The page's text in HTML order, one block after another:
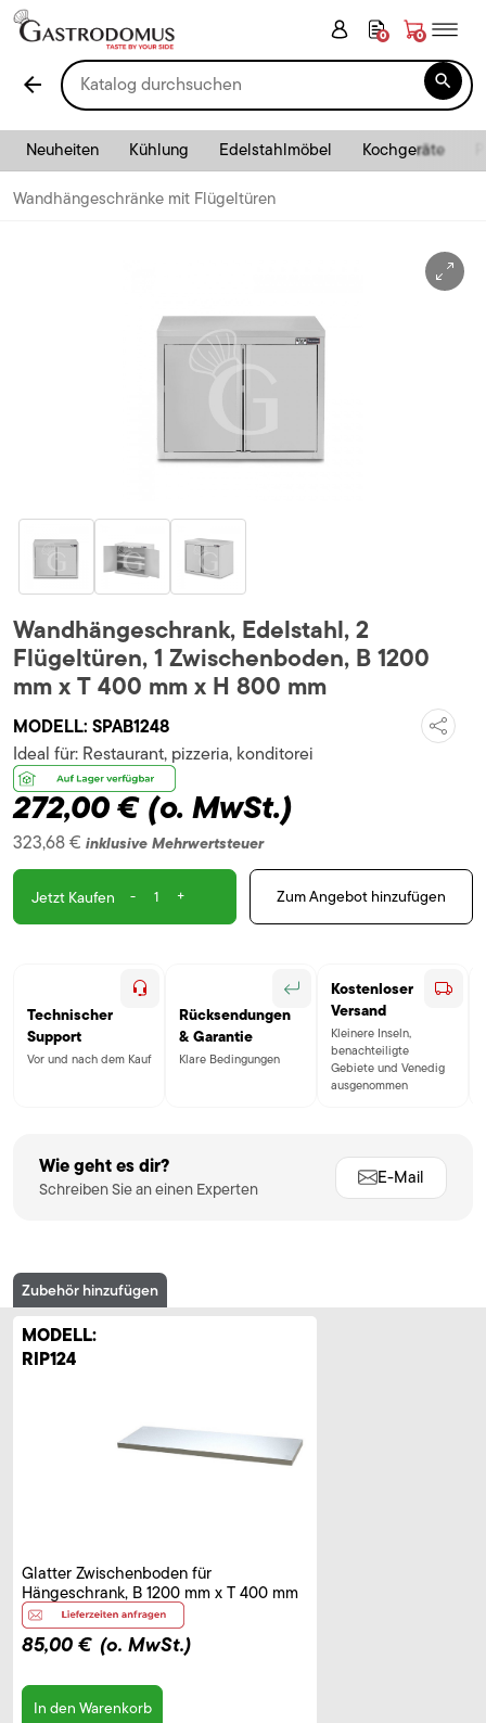
0 0
arrow_back 
Neuheiten Kühlung Edelstahlmöbel Kochgeräte
Wandhängeschränke mit Flügeltüren
Wandhängeschrank, Edelstahl, 2
Flügeltüren, 1 Zwischenboden, B 1200
mm x T 400 mm x H 800 mm
MODELL: SPAB1248
272,00 €(o. MwSt.)
323,68 € inklusive Mehrwertsteuer
Ideal für: Restaurant, pizzeria, konditorei
Jetzt Kaufen - + Zum Angebot hinzufügen
Technischer
Support
Vor und nach dem Kauf
Rücksendungen
& Garantie
Klare Bedingungen
Kostenloser
Versand
Kleinere Inseln,
benachteiligte
Gebiete und Venedig
ausgenommen
Wie geht es dir?
Schreiben Sie an einen Experten
E-Mail
Zubehör hinzufügen
MODELL:
RIP124
Glatter Zwischenboden für
Hängeschrank, B 1200 mm x T 400 mm
85,00 € (o. MwSt.)
In den Warenkorb